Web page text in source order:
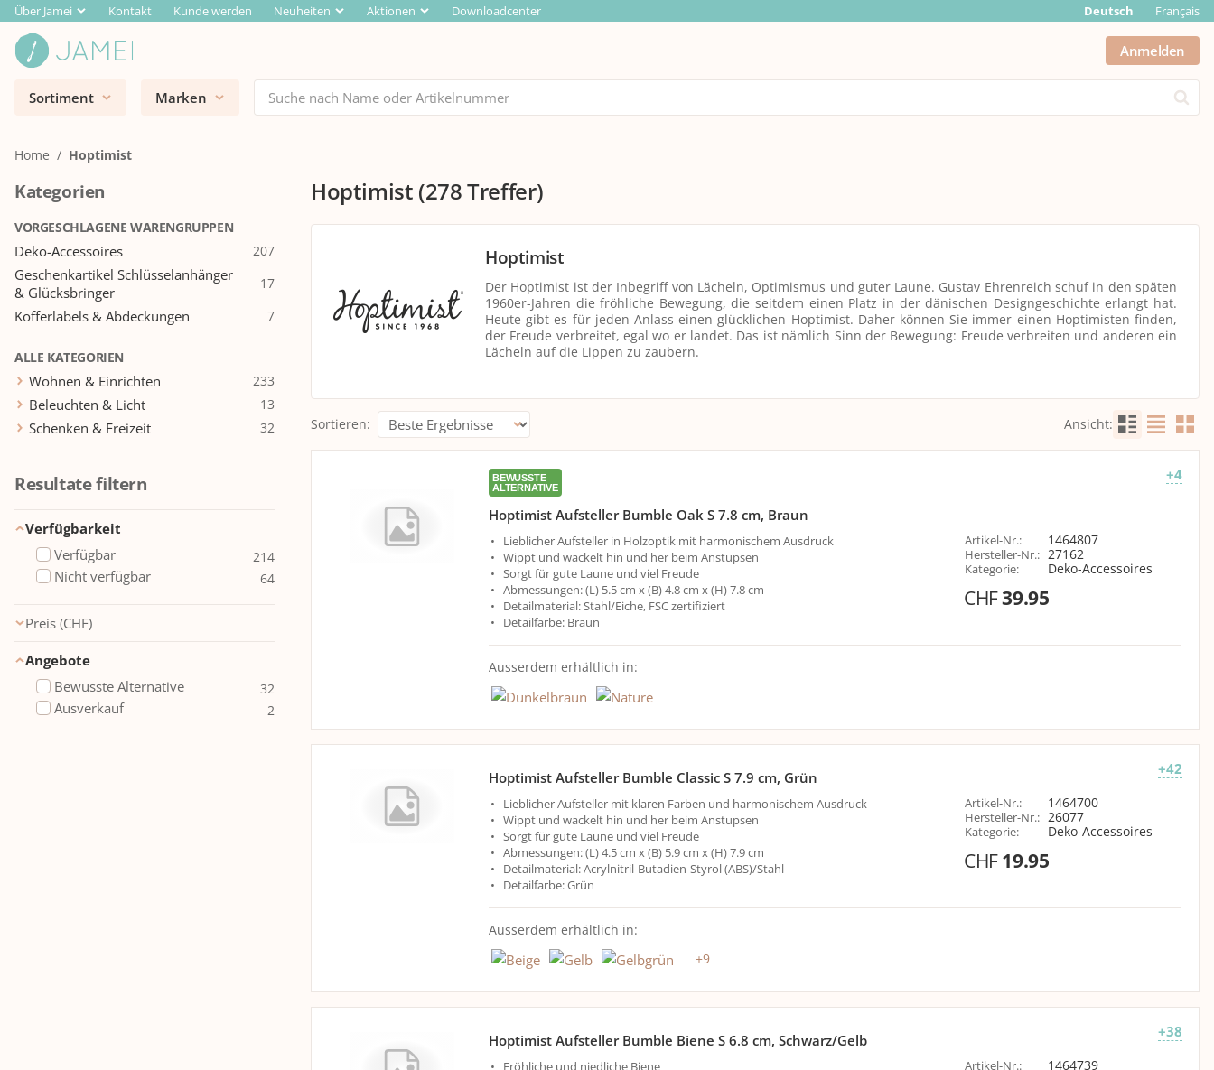
Über Jamei Kontakt Kunde werden Neuheiten Aktionen Downloadcenter Deutsch Français
Anmelden
Sortiment Marken
Home Hoptimist
Kategorien
VORGESCHLAGENE WARENGRUPPEN
Deko-Accessoires 207
Geschenkartikel Schlüsselanhänger
& Glücksbringer
17
Kofferlabels & Abdeckungen 7
ALLE KATEGORIEN
Wohnen & Einrichten 233
Beleuchten & Licht 13
Schenken & Freizeit 32
Resultate filtern
Verfügbarkeit
Verfügbar
214
Nicht verfügbar 64
Preis (CHF)
Angebote
Bewusste Alternative
32
Ausverkauf 2
Hoptimist (278 Treffer)
Hoptimist
Der Hoptimist ist der Inbegriff von Lächeln, Optimismus und guter Laune. Gustav Ehrenreich schuf in den späten
1960er-Jahren die fröhliche Bewegung, die seitdem einen Platz in der dänischen Designgeschichte erlangt hat.
Heute gibt es für jeden Anlass einen glücklichen Hoptimist. Daher können Sie immer einen Hoptimisten finden,
der Freude verbreitet, egal wo er landet. Das ist nämlich Sinn der Bewegung: Freude verbreiten und anderen ein
Lächeln auf die Lippen zu zaubern.
Sortieren: Ansicht:
+4
BEWUSSTE
ALTERNATIVE
Hoptimist Aufsteller Bumble Oak S 7.8 cm, Braun
Lieblicher Aufsteller in Holzoptik mit harmonischem Ausdruck
Wippt und wackelt hin und her beim Anstupsen
Sorgt für gute Laune und viel Freude
Abmessungen: (L) 5.5 cm x (B) 4.8 cm x (H) 7.8 cm
Detailmaterial: Stahl/Eiche, FSC zertifiziert
Detailfarbe: Braun
Artikel-Nr.: 1464807
Hersteller-Nr.: 27162
Kategorie: Deko-Accessoires
CHF39.95
Ausserdem erhältlich in:
+42
Hoptimist Aufsteller Bumble Classic S 7.9 cm, Grün
Lieblicher Aufsteller mit klaren Farben und harmonischem Ausdruck
Wippt und wackelt hin und her beim Anstupsen
Sorgt für gute Laune und viel Freude
Abmessungen: (L) 4.5 cm x (B) 5.9 cm x (H) 7.9 cm
Detailmaterial: Acrylnitril-Butadien-Styrol (ABS)/Stahl
Detailfarbe: Grün
Artikel-Nr.: 1464700
Hersteller-Nr.: 26077
Kategorie: Deko-Accessoires
CHF19.95
Ausserdem erhältlich in:
+9
+38
Hoptimist Aufsteller Bumble Biene S 6.8 cm, Schwarz/Gelb
Fröhliche und niedliche Biene
Artikel-Nr.: 1464739